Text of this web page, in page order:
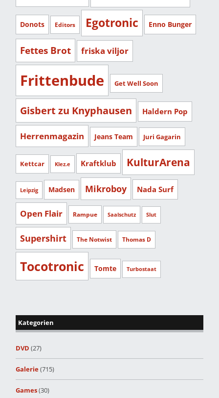
Donots Editors Egotronic Enno Bunger
Fettes Brot friska viljor
Frittenbude Get Well Soon
Gisbert zu Knyphausen Haldern Pop
Herrenmagazin Jeans Team Juri Gagarin
Kettcar Klez.e Kraftklub KulturArena
Leipzig Madsen Mikroboy Nada Surf
Open Flair Rampue Saalschutz Slut
Supershirt The Notwist Thomas D
Tocotronic Tomte Turbostaat
Kategorien
DVD (27)
Galerie(715)
Games(30)